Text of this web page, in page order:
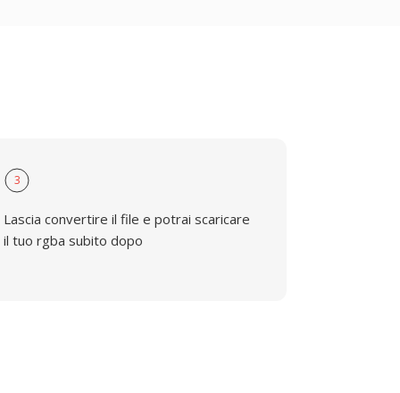
3
Lascia convertire il file e potrai scaricare
il tuo rgba subito dopo